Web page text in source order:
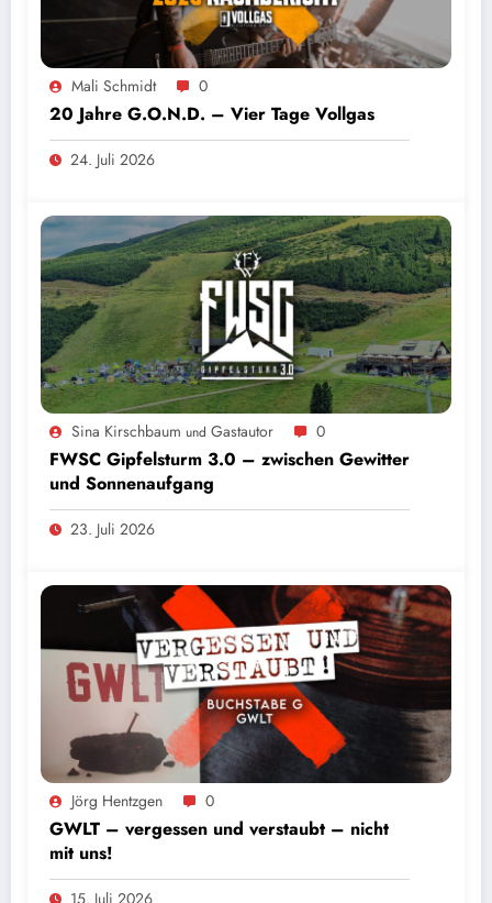
Mali Schmidt 0
20 Jahre G.O.N.D. – Vier Tage Vollgas
24. Juli 2026
Sina Kirschbaum und Gastautor 0
FWSC Gipfelsturm 3.0 – zwischen Gewitter
und Sonnenaufgang
23. Juli 2026
Foto: Andres Valdes
Jörg Hentzgen 0
GWLT – vergessen und verstaubt – nicht
mit uns!